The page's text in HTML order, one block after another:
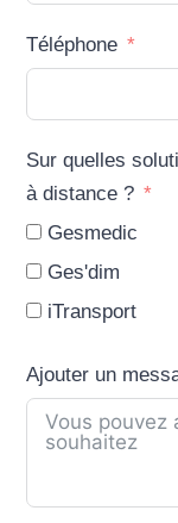
Téléphone
Sur quelles
à distance ?
Gesmedic
Ges'dim
iTransport
Ajouter un